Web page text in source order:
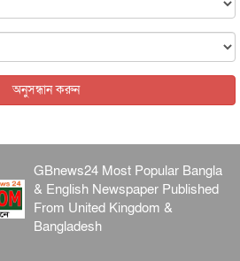
৫ আগস্ট, ২০২৬
অনুসন্ধান করুন
GBnews24 Most Popular Bangla
& English Newspaper Published
From United Kingdom &
Bangladesh